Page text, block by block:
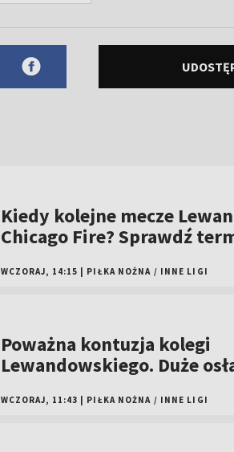
Kiedy kolejne mecze
Chicago Fire? Sprawdź
WCZORAJ, 14:15 PIŁKA NOŻNA / INNE LIGI
Poważna kontuzja kolegi
Lewandowskiego. Duże
WCZORAJ, 11:43 PIŁKA NOŻNA / INNE LIGI